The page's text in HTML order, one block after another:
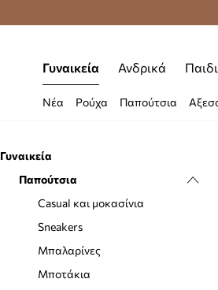
Γυναικεία Ανδρικά
Νέα Ρούχα Παπούτσια
Γυναικεία
Παπούτσια
Casual και μοκασίνια
Sneakers
Μπαλαρίνες
Μποτάκια